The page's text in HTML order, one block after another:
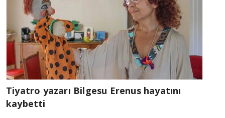
Tiyatro yazarı Bilgesu Erenus hayatını
kaybetti